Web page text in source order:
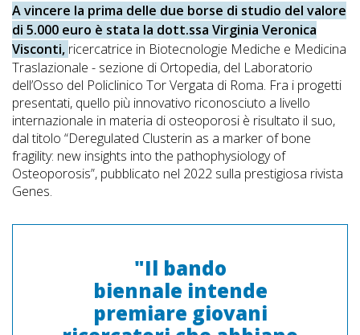
A vincere la prima delle due borse di studio del valore
di 5.000 euro è stata la dott.ssa Virginia Veronica
Visconti, ricercatrice in Biotecnologie Mediche e Medicina
Traslazionale - sezione di Ortopedia, del Laboratorio
dell’Osso del Policlinico Tor Vergata di Roma. Fra i progetti
presentati, quello più innovativo riconosciuto a livello
internazionale in materia di osteoporosi è risultato il suo,
dal titolo “Deregulated Clusterin as a marker of bone
fragility: new insights into the pathophysiology of
Osteoporosis”, pubblicato nel 2022 sulla prestigiosa rivista
Genes.
"Il bando
biennale intende
premiare giovani